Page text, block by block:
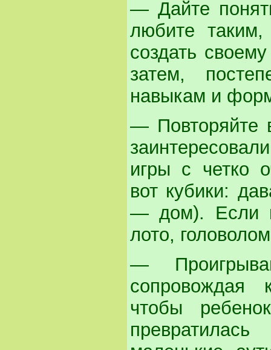
— Дайте
любите
создать
затем,
навыкам и
— Повторяйте
игры с четко
вот кубики:
— дом). Если
лото,
—
сопровождая
чтобы